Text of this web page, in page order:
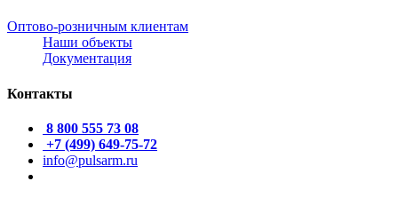
Оптово-розничным клиентам
Наши объекты
Документация
Контакты
8 800 555 73 08
+7 (499) 649-75-72
info@pulsarm.ru